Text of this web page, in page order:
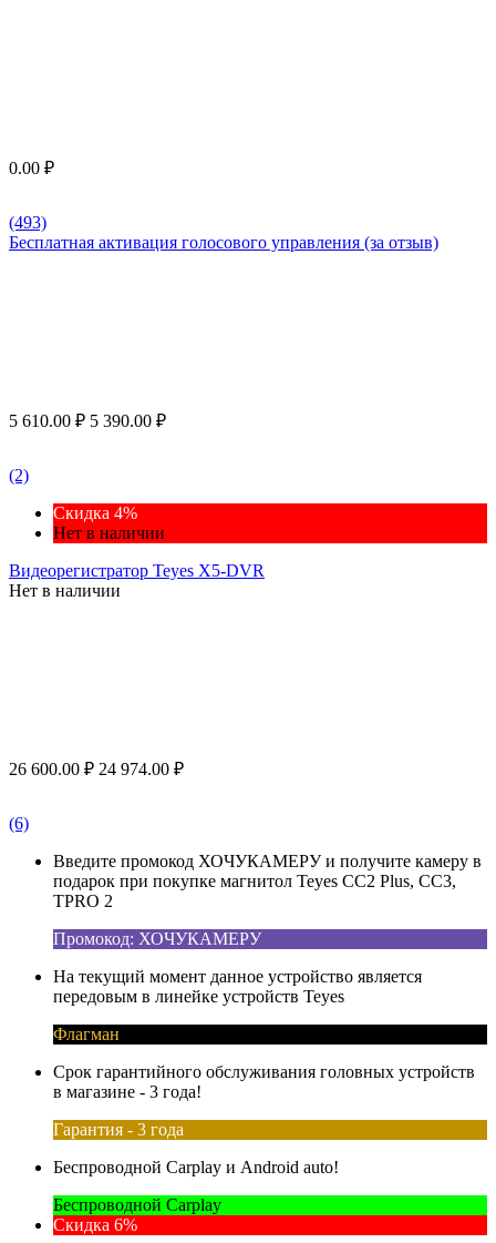
0.00 ₽
(493)
Бесплатная активация голосового управления (за отзыв)
5 610.00 ₽ 5 390.00 ₽
(2)
Скидка 4%
Нет в наличии
Видеорегистратор Teyes X5-DVR
Нет в наличии
26 600.00 ₽ 24 974.00 ₽
(6)
Введите промокод ХОЧУКАМЕРУ и получите камеру в
подарок при покупке магнитол Teyes CC2 Plus, CC3,
TPRO 2
Промокод: ХОЧУКАМЕРУ
На текущий момент данное устройство является
передовым в линейке устройств Teyes
Флагман
Срок гарантийного обслуживания головных устройств
в магазине - 3 года!
Гарантия - 3 года
Беспроводной Carplay и Android auto!
Беспроводной Carplay
Скидка 6%